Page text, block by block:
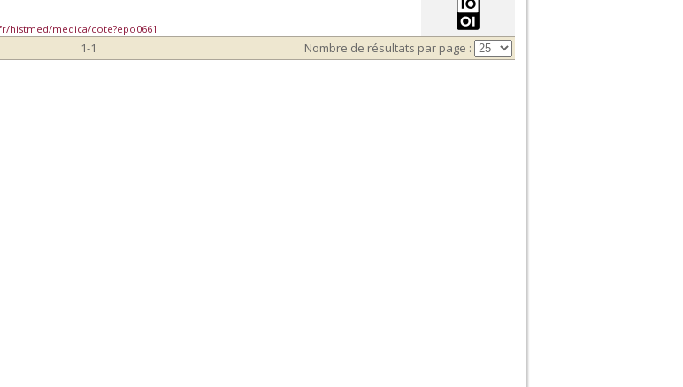
histmed/medica/cote?epo0661
1-1 Nombre de résultats par page :